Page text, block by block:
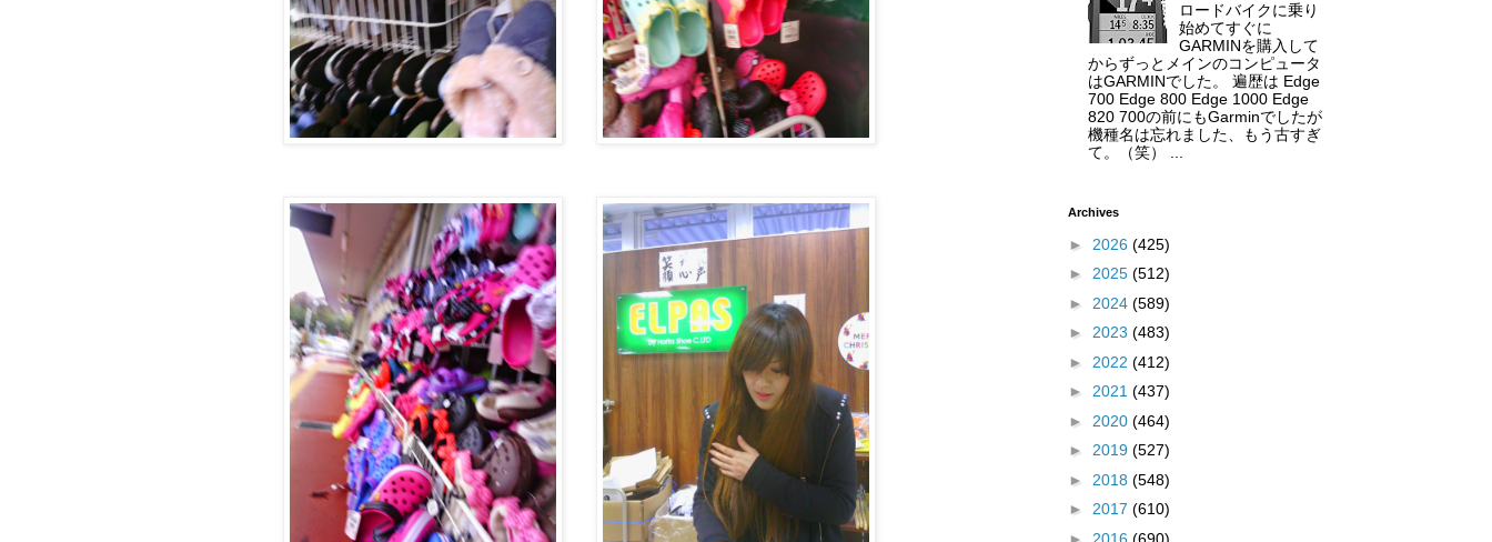
ロードバイクに乗り
始めてすぐに
GARMINを購入して
からずっとメインのコンピュータ
はGARMINでした。 遍歴は Edge
700 Edge 800 Edge 1000 Edge
820 700の前にもGarminでしたが
機種名は忘れました、もう古すぎ
て。（笑） ...
Archives
► 2026 (425)
► 2025 (512)
► 2024 (589)
► 2023 (483)
► 2022 (412)
► 2021 (437)
► 2020 (464)
► 2019 (527)
► 2018 (548)
► 2017 (610)
► 2016 (690)